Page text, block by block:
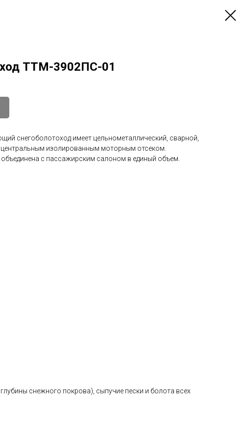
ТТМ-3902ПС-01
снегоболотоход имеет цельнометаллический, сварной,
центральным изолированным моторным отсеком.
с пассажирским салоном в единый объем.
снежного покрова), сыпучие пески и болота всех